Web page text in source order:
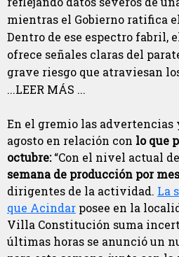
mientras el Gobierno ratifica
Dentro de ese espectro fabril,
ofrece señales claras del
grave riesgo que atraviesan
...LEER MÁS ...
En el gremio las advertencias
agosto en relación con lo que
octubre:“Con el nivel actual
semana de producción por
dirigentes de la actividad. La
que Acindar posee en la
Villa Constitución suma
últimas horas se anunció un